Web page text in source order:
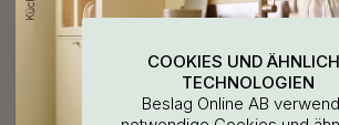
COOKIES UND
TECHNOLOGIEN
Beslag Online AB